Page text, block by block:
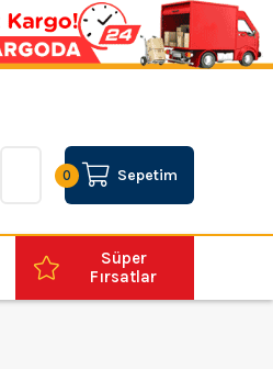
Sepetim
0
Süper
Fırsatlar